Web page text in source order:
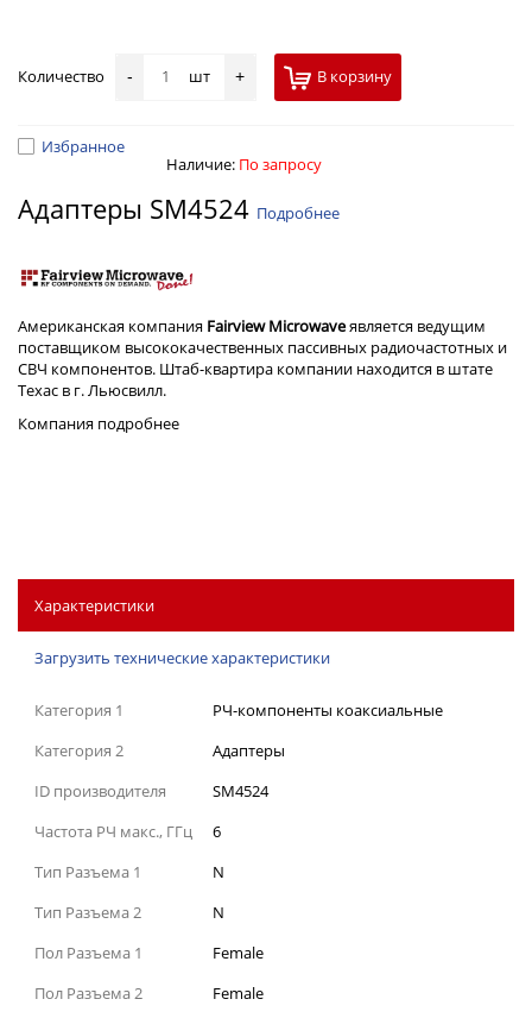
Количество - шт + В корзину
Избранное
Наличие: По запросу
Адаптеры SM4524 Подробнее
Американская компания Fairview Microwaveявляется ведущим
поставщиком высококачественных пассивных радиочастотных и
СВЧ компонентов. Штаб-квартира компании находится в штате
Техас в г. Льюсвилл.
Компания подробнее
Характеристики
Загрузить технические характеристики
Категория 1
РЧ-компоненты коаксиальные
Категория 2
Адаптеры
ID производителя
SM4524
Частота РЧ макс., ГГц
6
Тип Разъема 1
N
Тип Разъема 2
N
Пол Разъема 1
Female
Пол Разъема 2
Female